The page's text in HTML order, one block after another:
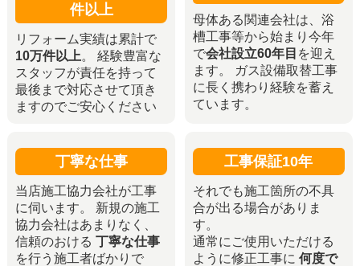
件以上
リフォーム実績は累計で
10万件以上。 経験豊富な
スタッフが責任を持って
最後まで対応させて頂き
ますのでご安心ください
母体ある関連会社は、浴
槽工事等から始まり今年
で会社設立60年目 を迎え
ます。 ガス設備取替工事
に長く携わり経験を蓄え
ています。
丁寧な仕事
当店施工協力会社が工事
に伺います。 新規の施工
協力会社はあまりなく、
信頼のおける 丁寧な仕事
を行う施工者ばかりで
工事保証10年
それでも施工箇所の不具
合が出る場合がありま
す。
通常にご使用いただける
ように修正工事に 何度で